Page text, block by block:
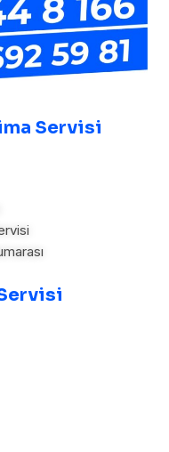
Servisi